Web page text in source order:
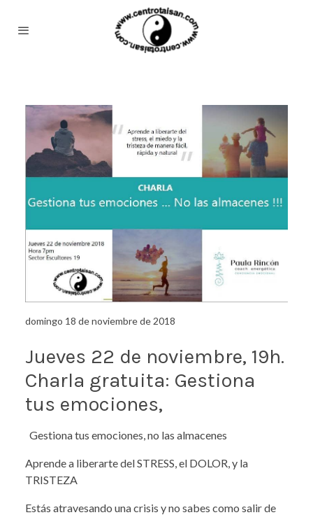
domingo 18 de noviembre de 2018
Jueves 22 de noviembre, 19h.
Charla gratuita: Gestiona
tus emociones,
Gestiona tus emociones, no las almacenes
Aprende a liberarte del STRESS, el DOLOR, y la
TRISTEZA
Estás atravesando una crisis y no sabes como salir de